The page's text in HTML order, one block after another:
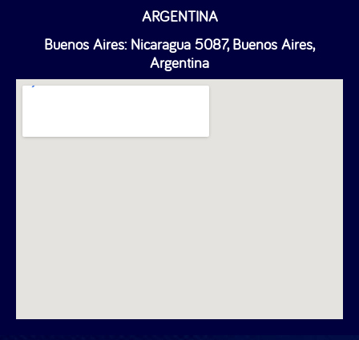
ARGENTINA
Buenos Aires: Nicaragua 5087, Buenos Aires,
Argentina